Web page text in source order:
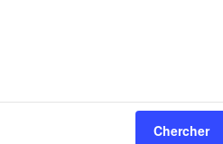
Chercher